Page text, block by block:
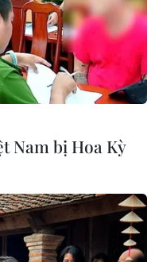
Nam bị Hoa Kỳ